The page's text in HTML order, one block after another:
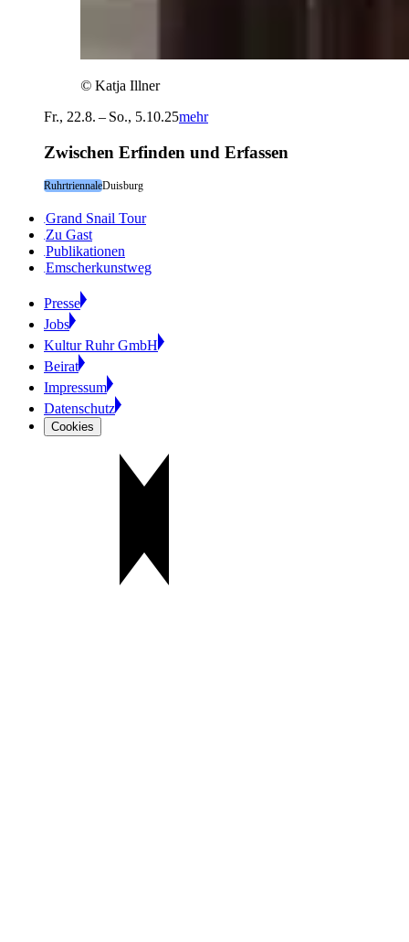
© Katja Illner
Fr., 22.8. – So., 5.10.25mehr
Zwischen Erfinden und Erfassen
RuhrtriennaleDuisburg
Grand Snail Tour
Zu Gast
Publikationen
Emscherkunstweg
Presse
Jobs
Kultur Ruhr GmbH
Beirat
Impressum
Datenschutz
Cookies